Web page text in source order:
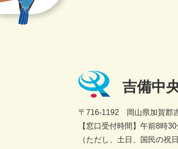
吉備中
〒716-1192 岡山県加賀郡
【窓口受付時間】午前8時
（ただし、土日、国民の祝